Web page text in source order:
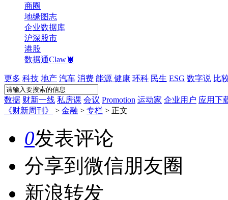
商圈
地缘图志
企业数据库
沪深股市
港股
数据通Claw🦞
更多 科技 地产 汽车 消费 能源 健康 环科 民生 ESG 数字说 比
数据 财新一线 私房课 会议 Promotion 运动家 企业用户 应用下
《财新周刊》
> 金融 > 专栏 > 正文
0发表评论
分享到微信朋友圈
新浪转发